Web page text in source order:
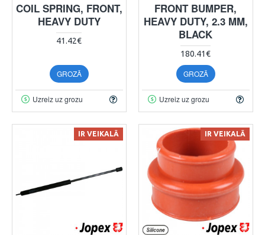
COIL SPRING, FRONT,
HEAVY DUTY
41.42€
GROZĀ
Uzreiz uz grozu
FRONT BUMPER,
HEAVY DUTY, 2.3 MM,
BLACK
180.41€
GROZĀ
Uzreiz uz grozu
IR VEIKALĀ IR VEIKALĀ